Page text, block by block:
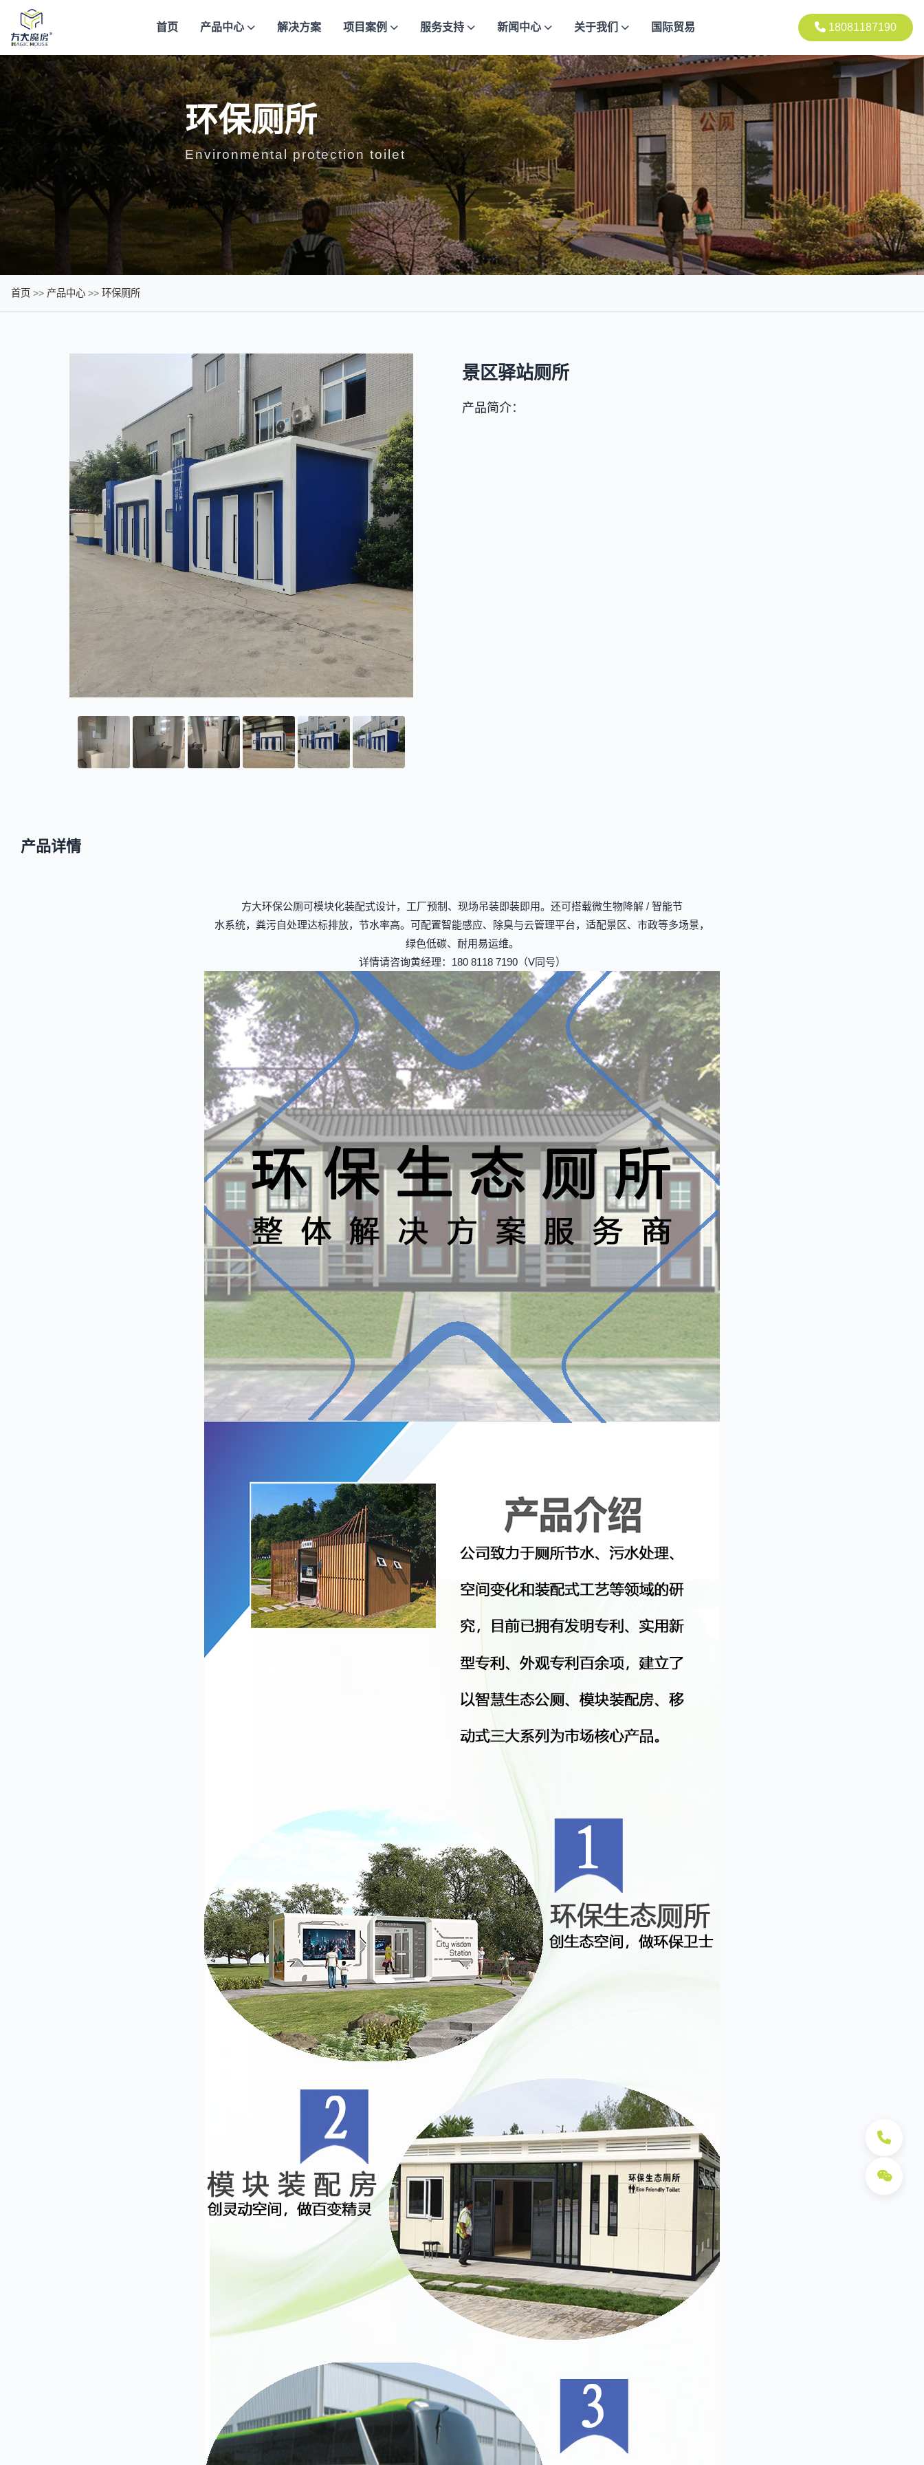
首页 产品中心 解决方案 项目案例 服务支持 新闻中心 关于我们 国际贸易 18081187190
环保厕所
Environmental protection toilet
首页 >> 产品中心 >> 环保厕所
景区驿站厕所
产品简介：
产品详情
方大环保公厕可模块化装配式设计，工厂预制、现场吊装即装即用。还可搭载微生物降解 / 智能节
水系统，粪污自处理达标排放，节水率高。可配置智能感应、除臭与云管理平台，适配景区、市政等多场景，
绿色低碳、耐用易运维。
详情请咨询黄经理： 180 8118 7190（V同号）